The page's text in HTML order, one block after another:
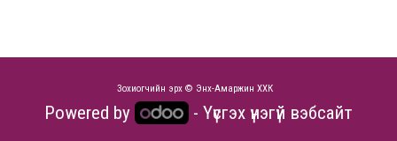
Зохиогчийн эрх © Энх-Амаржин ХХК
Powered by - Үүсгэхүнэгүй вэбсайт